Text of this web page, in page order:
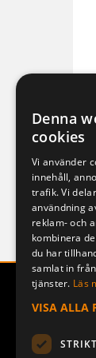
M-
Denna
cookies
Vi använder
innehåll,
trafik. Vi
användning
reklam- och
kombinera
du har
samlat in
tjänster. Läs
VISA ALLA